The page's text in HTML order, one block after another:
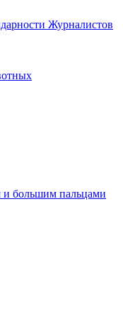
Журналистов
и большим пальцами